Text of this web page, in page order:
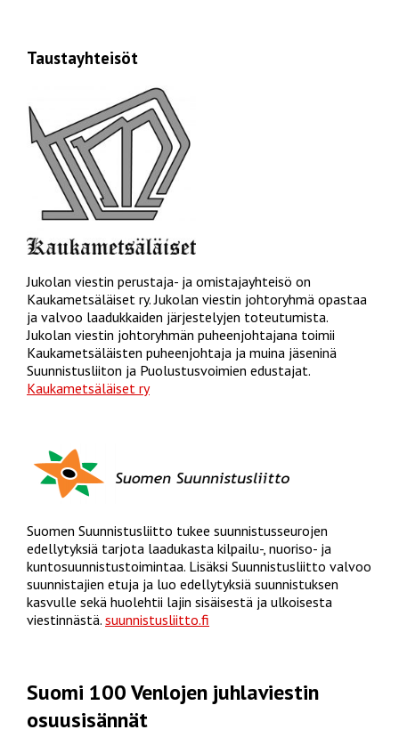
Taustayhteisöt
Jukolan viestin perustaja- ja omistajayhteisö on
Kaukametsäläiset ry. Jukolan viestin johtoryhmä opastaa
ja valvoo laadukkaiden järjestelyjen toteutumista.
Jukolan viestin johtoryhmän puheenjohtajana toimii
Kaukametsäläisten puheenjohtaja ja muina jäseninä
Suunnistusliiton ja Puolustusvoimien edustajat.
Kaukametsäläiset ry
Suomen Suunnistusliitto tukee suunnistusseurojen
edellytyksiä tarjota laadukasta kilpailu-, nuoriso- ja
kuntosuunnistustoimintaa. Lisäksi Suunnistusliitto valvoo
suunnistajien etuja ja luo edellytyksiä suunnistuksen
kasvulle sekä huolehtii lajin sisäisestä ja ulkoisesta
viestinnästä. suunnistusliitto.fi
Suomi 100 Venlojen juhlaviestin
osuusisännät